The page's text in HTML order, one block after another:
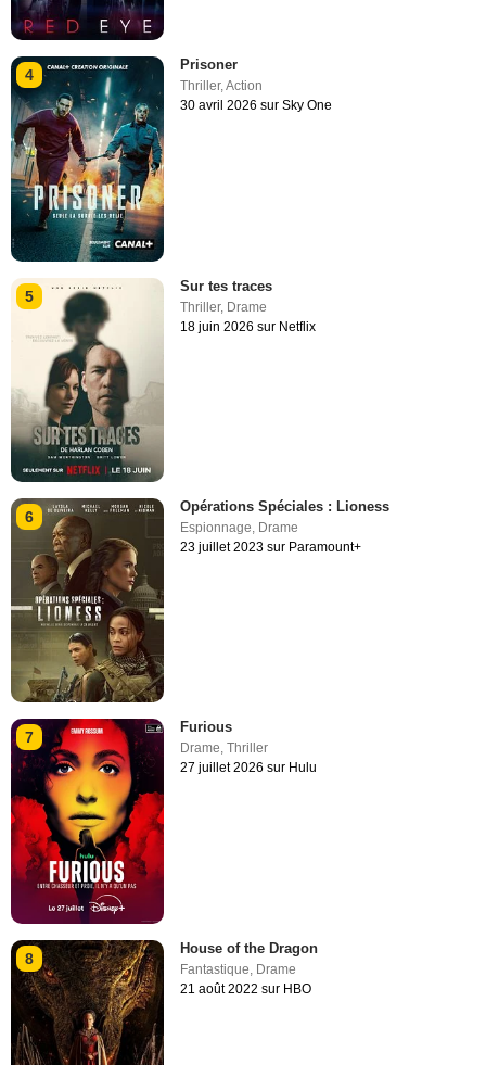
4
Prisoner
Thriller,Action
30 avril 2026 sur Sky One
5
Sur tes traces
Thriller, Drame
18 juin 2026 sur Netflix
6
Opérations Spéciales : Lioness
Espionnage, Drame
23 juillet 2023 sur Paramount+
7
Furious
Drame,Thriller
27 juillet 2026 sur Hulu
8
House of the Dragon
Fantastique Drame
21 août 2022 sur HBO